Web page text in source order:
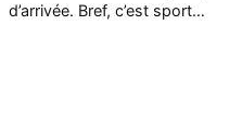
d’arrivée. Bref, c’est sport…